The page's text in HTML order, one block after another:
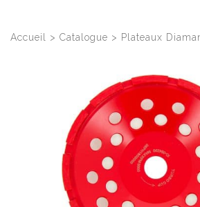
Accueil > Catalogue > Plateaux